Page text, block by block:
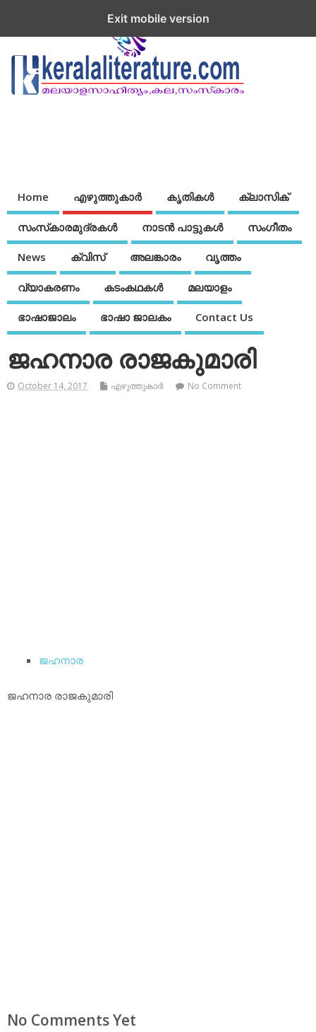
Home എഴുത്തുകാര്‍ കൃതികൾ ക്ലാസിക്
സംസ്‌കാരമുദ്രകള്‍ നാടന്‍ പാട്ടുകള്‍ സംഗീതം
News ക്വിസ് അലങ്കാരം വൃത്തം
വ്യാകരണം കടംകഥകള്‍ മലയാളം
ഭാഷാജാലം ഭാഷാ ജാലകം Contact Us
ജഹനാര രാജകുമാരി
October 14, 2017 എഴുത്തുകാര്‍ No Comment
ജഹനാര
ജഹനാര രാജകുമാരി
No Comments Yet
Exit mobile version